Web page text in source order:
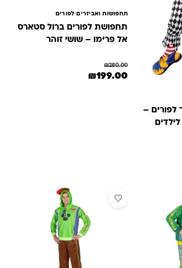
ליצן ג'וקר לפורים –
₪175.00.
תחפושות ואביזרים לפורים
תחפושת לפורים ברול סטארס
אל פרימו – שושי זוהר
₪280.00
המחיר המקורי היה: ₪280.00.
₪199.00 המחיר הנוכחי הוא: ₪199.00.